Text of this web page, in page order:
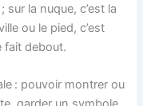
la nuque, c’est la
ou le pied, c’est
fait debout.
: pouvoir montrer ou